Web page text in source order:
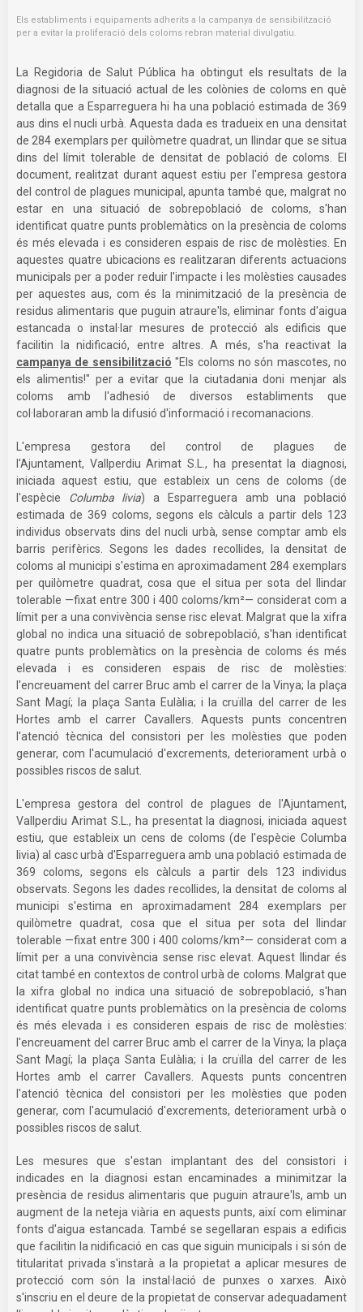
Els establiments i equipaments adherits a la campanya de sensibilització
per a evitar la proliferació dels coloms rebran material divulgatiu.
La Regidoria de Salut Pública ha obtingut els resultats de la
diagnosi de la situació actual de les colònies de coloms en què
detalla que a Esparreguera hi ha una població estimada de 369
aus dins el nucli urbà. Aquesta dada es tradueix en una densitat
de 284 exemplars per quilòmetre quadrat, un llindar que se situa
dins del límit tolerable de densitat de població de coloms. El
document, realitzat durant aquest estiu per l'empresa gestora
del control de plagues municipal, apunta també que, malgrat no
estar en una situació de sobrepoblació de coloms, s'han
identificat quatre punts problemàtics on la presència de coloms
és més elevada i es consideren espais de risc de molèsties. En
aquestes quatre ubicacions es realitzaran diferents actuacions
municipals per a poder reduir l'impacte i les molèsties causades
per aquestes aus, com és la minimització de la presència de
residus alimentaris que puguin atraure'ls, eliminar fonts d'aigua
estancada o instal·lar mesures de protecció als edificis que
facilitin la nidificació, entre altres. A més, s'ha reactivat la
campanya de sensibilització "Els coloms no són mascotes, no
els alimentis!" per a evitar que la ciutadania doni menjar als
coloms amb l'adhesió de diversos establiments que
col·laboraran amb la difusió d'informació i recomanacions.
L'empresa gestora del control de plagues de
l'Ajuntament, Vallperdiu Arimat S.L., ha presentat la diagnosi,
iniciada aquest estiu, que estableix un cens de coloms (de
l'espècie Columba livia) a Esparreguera amb una població
estimada de 369 coloms, segons els càlculs a partir dels 123
individus observats dins del nucli urbà, sense comptar amb els
barris perifèrics. Segons les dades recollides, la densitat de
coloms al municipi s'estima en aproximadament 284 exemplars
per quilòmetre quadrat, cosa que el situa per sota del llindar
tolerable —fixat entre 300 i 400 coloms/km²— considerat com a
límit per a una convivència sense risc elevat. Malgrat que la xifra
global no indica una situació de sobrepoblació, s'han identificat
quatre punts problemàtics on la presència de coloms és més
elevada i es consideren espais de risc de molèsties:
l'encreuament del carrer Bruc amb el carrer de la Vinya; la plaça
Sant Magí; la plaça Santa Eulàlia; i la cruïlla del carrer de les
Hortes amb el carrer Cavallers. Aquests punts concentren
l'atenció tècnica del consistori per les molèsties que poden
generar, com l'acumulació d'excrements, deteriorament urbà o
possibles riscos de salut.
L'empresa gestora del control de plagues de l'Ajuntament,
Vallperdiu Arimat S.L., ha presentat la diagnosi, iniciada aquest
estiu, que estableix un cens de coloms (de l'espècie Columba
livia) al casc urbà d'Esparreguera amb una població estimada de
369 coloms, segons els càlculs a partir dels 123 individus
observats. Segons les dades recollides, la densitat de coloms al
municipi s'estima en aproximadament 284 exemplars per
quilòmetre quadrat, cosa que el situa per sota del llindar
tolerable —fixat entre 300 i 400 coloms/km²— considerat com a
límit per a una convivència sense risc elevat. Aquest llindar és
citat també en contextos de control urbà de coloms. Malgrat que
la xifra global no indica una situació de sobrepoblació, s'han
identificat quatre punts problemàtics on la presència de coloms
és més elevada i es consideren espais de risc de molèsties:
l'encreuament del carrer Bruc amb el carrer de la Vinya; la plaça
Sant Magí; la plaça Santa Eulàlia; i la cruïlla del carrer de les
Hortes amb el carrer Cavallers. Aquests punts concentren
l'atenció tècnica del consistori per les molèsties que poden
generar, com l'acumulació d'excrements, deteriorament urbà o
possibles riscos de salut.
Les mesures que s'estan implantant des del consistori i
indicades en la diagnosi estan encaminades a minimitzar la
presència de residus alimentaris que puguin atraure'ls, amb un
augment de la neteja viària en aquests punts, així com eliminar
fonts d'aigua estancada. També se segellaran espais a edificis
que facilitin la nidificació en cas que siguin municipals i si són de
titularitat privada s'instarà a la propietat a aplicar mesures de
protecció com són la instal·lació de punxes o xarxes. Això
s'inscriu en el deure de la propietat de conservar adequadament